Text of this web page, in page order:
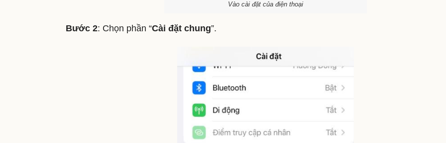
Vào cài đặt của điện thoại
Bước 2: Chọn phần “Cài đặt chung”.